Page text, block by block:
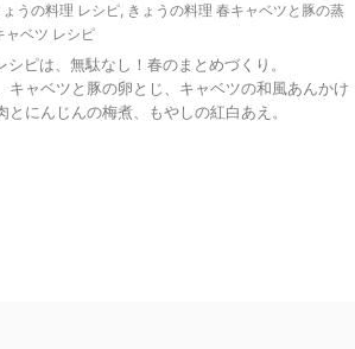
ょうの料理 レシピ, きょうの料理 春キャベツと豚の蒸
ャベツ レシピ
ピは、無駄なし！春のまとめづくり。
キャベツと豚の卵とじ、キャベツの和風あんかけ
にんじんの梅煮、もやしの紅白あえ。